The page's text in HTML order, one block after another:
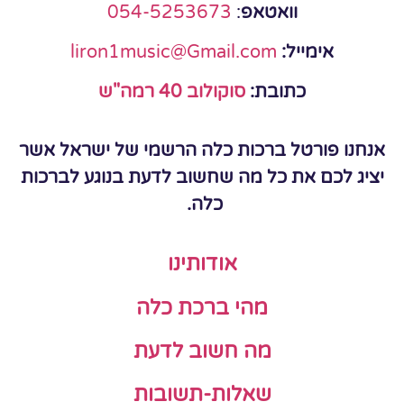
וואטאפ:
054-5253673
אימייל: liron1music@Gmail.com
כתובת: סוקולוב 40 רמה"ש
אנחנו פורטל ברכות כלה הרשמי של ישראל אשר
יציג לכם את כל מה שחשוב לדעת בנוגע לברכות
כלה.
אודותינו
מהי ברכת כלה
מה חשוב לדעת
שאלות-תשובות